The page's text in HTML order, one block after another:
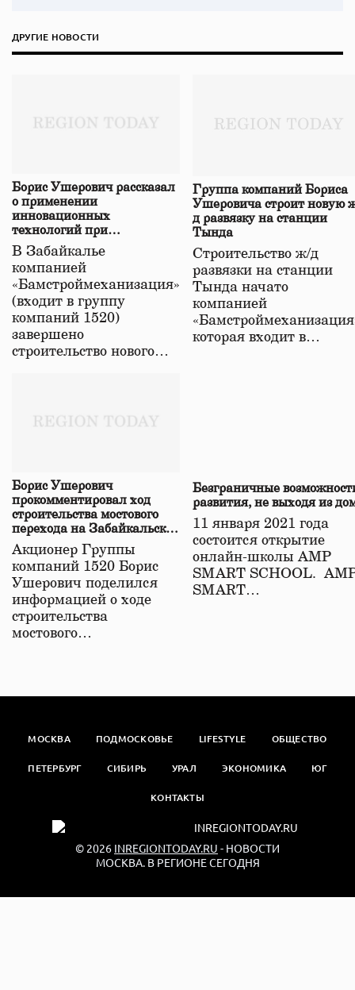
ДРУГИЕ НОВОСТИ
Борис Ушерович рассказал
о применении
инновационных
технологий при
строительстве нового моста
в Забайкалье
В Забайкалье
компанией
«Бамстроймеханизация»
(входит в группу
компаний 1520)
завершено
строительство нового…
Группа компаний Бориса
Ушеровича строит новую
д развязку на станции
Тында
Строительство ж/д
развязки на станции
Тында начато
компанией
которая входит в…
Борис Ушерович
прокомментировал ход
строительства мостового
перехода на Забайкальской
железной дороге
Акционер Группы
компаний 1520 Борис
Ушерович поделился
информацией о ходе
строительства
мостового…
Безграничные
развития, не выходя из
11 января 2021 года
состоится открытие
онлайн-школы АМР
SMART SCHOOL.
SMART…
МОСКВА ПОДМОСКОВЬЕ LIFESTYLE ОБЩЕСТВО
ПЕТЕРБУРГ СИБИРЬ УРАЛ ЭКОНОМИКА ЮГ
КОНТАКТЫ
© 2026 INREGIONTODAY.RU - НОВОСТИ
МОСКВА. В РЕГИОНЕ СЕГОДНЯ